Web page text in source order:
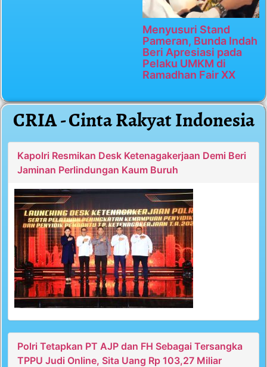
Menyusuri Stand
Pameran, Bunda Indah
Beri Apresiasi pada
Pelaku UMKM di
Ramadhan Fair XX
CRIA - Cinta Rakyat Indonesia
Kapolri Resmikan Desk Ketenagakerjaan Demi Beri
Jaminan Perlindungan Kaum Buruh
Polri Tetapkan PT AJP dan FH Sebagai Tersangka
TPPU Judi Online, Sita Uang Rp 103,27 Miliar